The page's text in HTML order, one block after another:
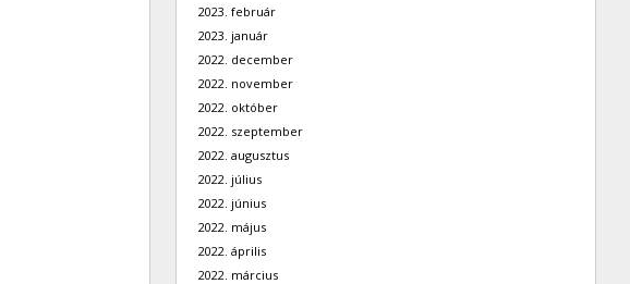
2023. február
2023. január
2022. december
2022. november
2022. október
2022. szeptember
2022. augusztus
2022. július
2022. június
2022. május
2022. április
2022. március